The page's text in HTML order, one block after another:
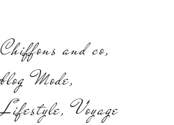
Chiffons and co,
blog Mode,
Lifestyle, Voyage